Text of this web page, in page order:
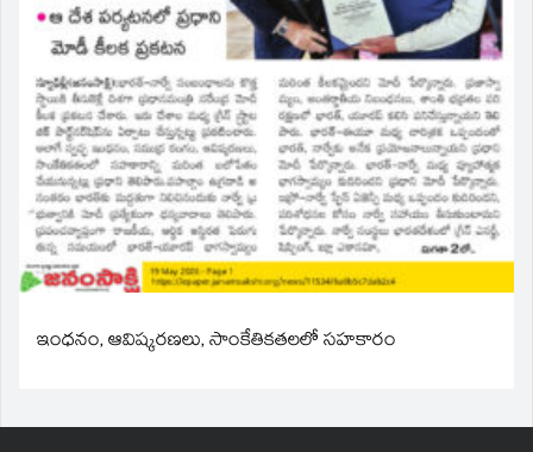
ఇంధనం, ఆవిష్కరణలు, సాంకేతికతలలో సహకారం